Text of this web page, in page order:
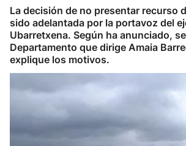
La decisión de no presentar recurso
sido adelantada por la portavoz del
Ubarretxena. Según ha anunciado,
Departamento que dirige Amaia
explique los motivos.